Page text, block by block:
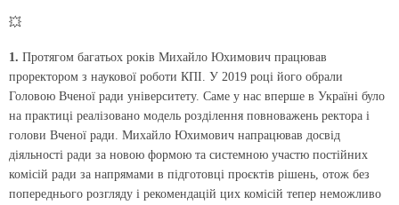
💥
1. Протягом багатьох років Михайло Юхимович працював
проректором з наукової роботи КПІ. У 2019 році його обрали
Головою Вченої ради університету. Саме у нас вперше в Україні було
на практиці реалізовано модель розділення повноважень ректора і
голови Вченої ради. Михайло Юхимович напрацював досвід
діяльності ради за новою формою та системною участю постійних
комісій ради за напрямами в підготовці проєктів рішень, отож без
попереднього розгляду і рекомендацій цих комісій тепер неможливо